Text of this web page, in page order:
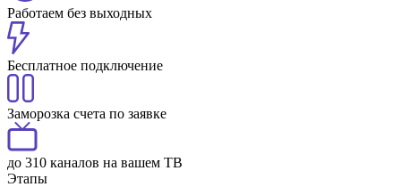
Работаем без выходных
Бесплатное подключение
Заморозка счета по заявке
до 310 каналов на вашем ТВ
Этапы